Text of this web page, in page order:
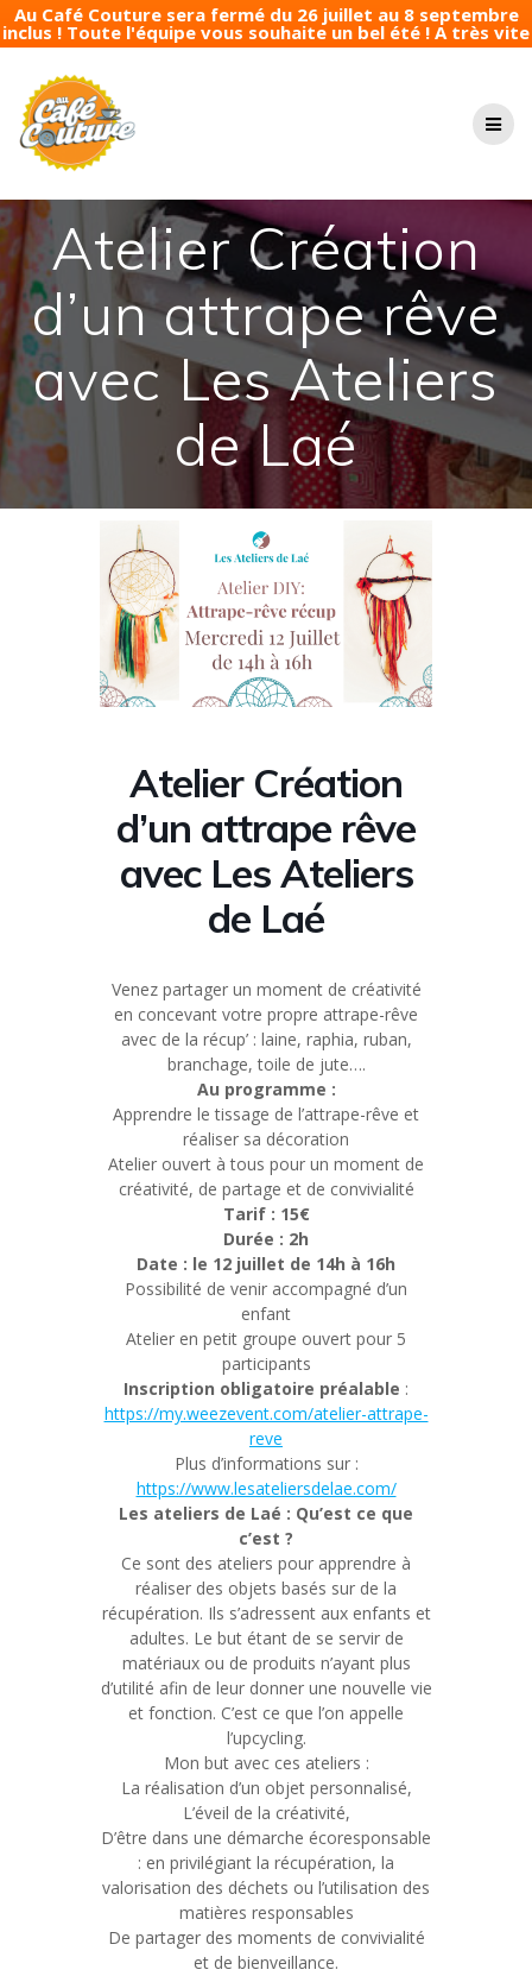
Au Café Couture sera fermé du 26 juillet au 8 septembre
inclus ! Toute l'équipe vous souhaite un bel été ! A très vite
Atelier Création
d’un attrape rêve
avec Les Ateliers
de Laé
Atelier Création
d’un attrape rêve
avec Les Ateliers
de Laé
Venez partager un moment de créativité
en concevant votre propre attrape-rêve
avec de la récup’ : laine, raphia, ruban,
branchage, toile de jute….
Au programme :
Apprendre le tissage de l’attrape-rêve et
réaliser sa décoration
Atelier ouvert à tous pour un moment de
créativité, de partage et de convivialité
Tarif : 15€
Durée : 2h
Date : le 12 juillet de 14h à 16h
Possibilité de venir accompagné d’un
enfant
Atelier en petit groupe ouvert pour 5
participants
Inscription obligatoire préalable :
https://my.weezevent.com/atelier-attrape-
reve
Plus d’informations sur :
https://www.lesateliersdelae.com/
Les ateliers de Laé : Qu’est ce que
c’est ?
Ce sont des ateliers pour apprendre à
réaliser des objets basés sur de la
récupération. Ils s’adressent aux enfants et
adultes. Le but étant de se servir de
matériaux ou de produits n’ayant plus
d’utilité afin de leur donner une nouvelle vie
et fonction. C’est ce que l’on appelle
l’upcycling.
Mon but avec ces ateliers :
La réalisation d’un objet personnalisé,
L’éveil de la créativité,
D’être dans une démarche écoresponsable
: en privilégiant la récupération, la
valorisation des déchets ou l’utilisation des
matières responsables
De partager des moments de convivialité
et de bienveillance.